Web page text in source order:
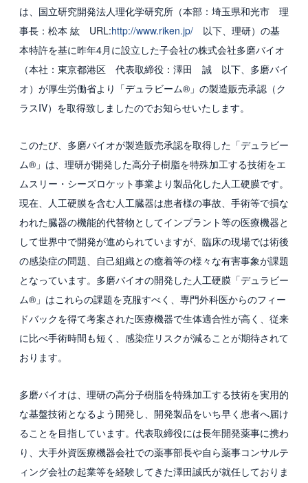
国内グループ会社
海外グループ会社
利用者の声
投資家情報・プレスリリース
プレスリリース
ESGへの取り組み
ガバナンス
社会
環境
採用情報
カルチャー・制度
募集職種
グループ会社 採用情報
は、国立研究開発法人理化学研究所（本部：埼玉県和光市 理
事長：松本 紘 URL:http://www.riken.jp/ 以下、理研）の基
本特許を基に昨年4月に設立した子会社の株式会社多磨バイオ
（本社：東京都港区 代表取締役：澤田 誠 以下、多磨バイ
オ）が厚生労働省より「デュラビーム®」の製造販売承認（ク
ラスIV）を取得致しましたのでお知らせいたします。
このたび、多磨バイオが製造販売承認を取得した「デュラビー
ム®」は、理研が開発した高分子樹脂を特殊加工する技術をエ
ムスリー・シーズロケット事業より製品化した人工硬膜です。
現在、人工硬膜を含む人工臓器は患者様の事故、手術等で損な
われた臓器の機能的代替物としてインプラント等の医療機器と
して世界中で開発が進められていますが、臨床の現場では術後
の感染症の問題、自己組織との癒着等の様々な有害事象が課題
となっています。多磨バイオの開発した人工硬膜「デュラビー
ム®」はこれらの課題を克服すべく、専門外科医からのフィー
ドバックを得て考案された医療機器で生体適合性が高く、従来
に比べ手術時間も短く、感染症リスクが減ることが期待されて
おります。
多磨バイオは、理研の高分子樹脂を特殊加工する技術を実用的
な基盤技術となるよう開発し、開発製品をいち早く患者へ届け
ることを目指しています。代表取締役には長年開発薬事に携わ
り、大手外資医療機器会社での薬事部長や自ら薬事コンサルテ
ィング会社の起業等を経験してきた澤田誠氏が就任しておりま